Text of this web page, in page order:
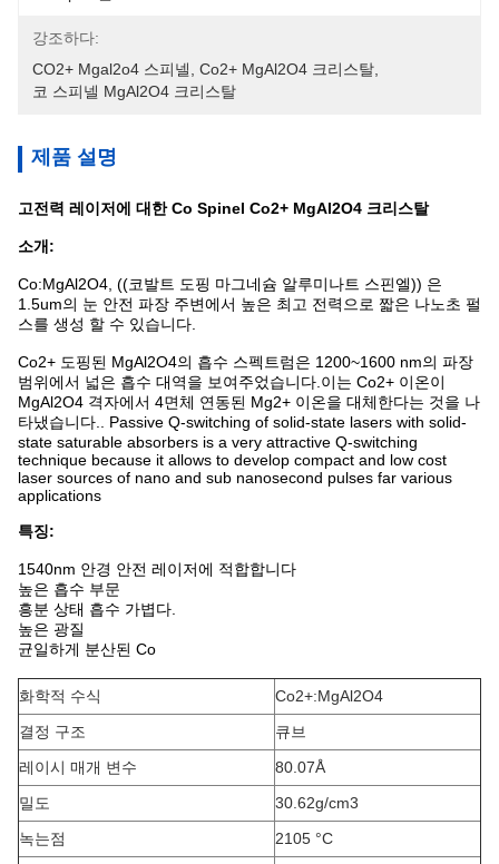
강조하다:
CO2+ Mgal2o4 스피넬
Co2+ MgAl2O4 크리스탈
코 스피넬 MgAl2O4 크리스탈
제품 설명
고전력 레이저에 대한 Co Spinel Co2+ MgAl2O4 크리스탈
소개:
Co:MgAl2O4, ((코발트 도핑 마그네슘 알루미나트 스핀엘)) 은
1.5um의 눈 안전 파장 주변에서 높은 최고 전력으로 짧은 나노초 펄
스를 생성 할 수 있습니다.
Co2+ 도핑된 MgAl2O4의 흡수 스펙트럼은 1200~1600 nm의 파장
범위에서 넓은 흡수 대역을 보여주었습니다.이는 Co2+ 이온이
MgAl2O4 격자에서 4면체 연동된 Mg2+ 이온을 대체한다는 것을 나
타냈습니다.. Passive Q-switching of solid-state lasers with solid-
state saturable absorbers is a very attractive Q-switching
technique because it allows to develop compact and low cost
laser sources of nano and sub nanosecond pulses far various
applications
특징:
1540nm 안경 안전 레이저에 적합합니다
높은 흡수 부문
흥분 상태 흡수 가볍다.
높은 광질
균일하게 분산된 Co
화학적 수식
Co2+:MgAl2O4
결정 구조
큐브
레이시 매개 변수
80.07Å
밀도
30.62g/cm3
녹는점
2105 °C